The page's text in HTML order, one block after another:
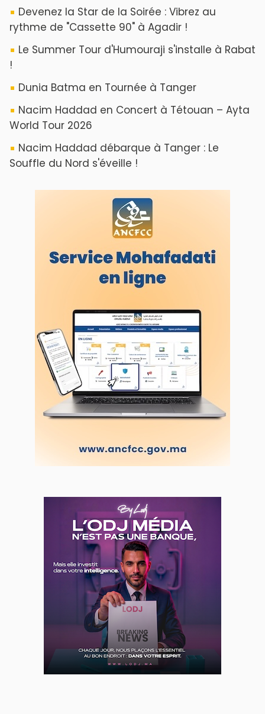
Devenez la Star de la Soirée : Vibrez au
rythme de "Cassette 90" à Agadir !
Le Summer Tour d'Humouraji s'installe à Rabat
!
Dunia Batma en Tournée à Tanger
Nacim Haddad en Concert à Tétouan – Ayta
World Tour 2026
Nacim Haddad débarque à Tanger : Le
Souffle du Nord s'éveille !